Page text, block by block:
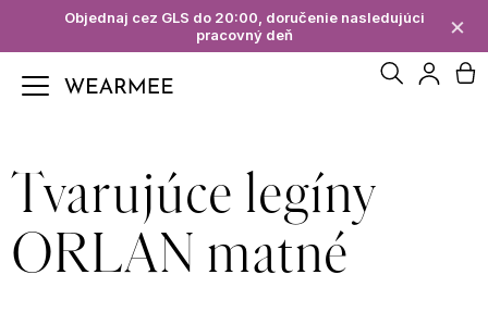
Objednaj cez GLS do 20:00, doručenie nasledujúci
pracovný deň
×
Hľadať
Tvarujúce legíny
ORLAN matné
Späť
Späť
o
p